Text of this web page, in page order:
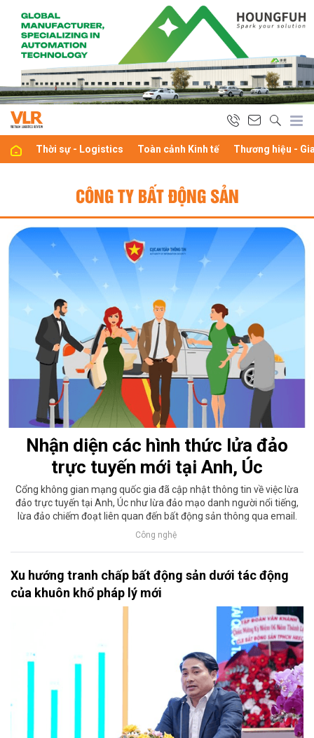
Thời sự - Logistics Toàn cảnh Kinh tế Thương hiệu -
CÔNG TY BẤT ĐỘNG SẢN
Nhận diện các hình thức lửa đảo
trực tuyến mới tại Anh, Úc
Cổng không gian mạng quốc gia đã cập nhật thông tin về việc lừa
đảo trực tuyến tại Anh, Úc như lừa đảo mạo danh người nổi tiếng,
lừa đảo chiếm đoạt liên quan đến bất động sản thông qua email.
Công nghệ
Xu hướng tranh chấp bất động sản dưới tác động
của khuôn khổ pháp lý mới